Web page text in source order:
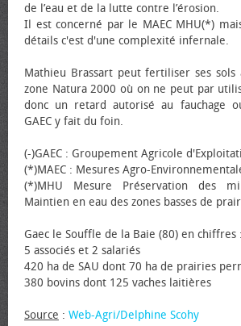
de l’eau et de la lutte contre l’érosion.
Il est concerné par le MAEC MHU(*)
détails c'est d'une complexité infernale.
Mathieu Brassart peut fertiliser ses
zone Natura 2000 où on ne peut par
donc un retard autorisé au fauchage
GAEC y fait du foin.
(-)GAEC : Groupement Agricole
(*)MAEC : Mesures Agro-
(*)MHU Mesure Préservation des
Maintien en eau des zones basses de
Gaec le Souffle de la Baie (80) en chiffres :
5 associés et 2 salariés
420 ha de SAU dont 70 ha de prairies
380 bovins dont 125 vaches laitières
Source : Web-Agri/Delphine Scohy